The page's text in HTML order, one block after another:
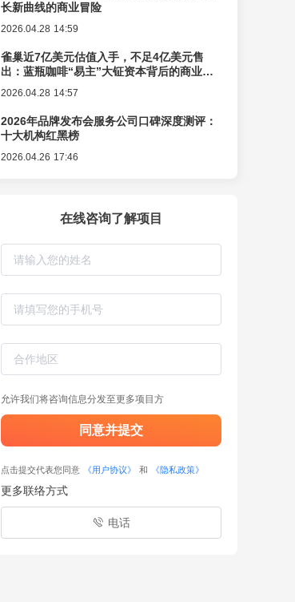
长新曲线的商业冒险
2026.04.28 14:59
雀巢近7亿美元估值入手，不足4亿美元售
出：蓝瓶咖啡“易主”大钲资本背后的商业逻
2026.04.28 14:57
2026年品牌发布会服务公司口碑深度测评：
十大机构红黑榜
2026.04.26 17:46
在线咨询了解项目
允许我们将咨询信息分发至更多项目方
同意并提交
点击提交代表您同意 《用户协议》 和 《隐私政策》
更多联络方式
电话